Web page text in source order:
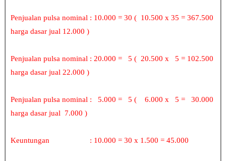
Penjualan pulsa nominal : 10.000 = 30 ( 10.500 x 35 = 367.500
harga dasar jual 12.000 )
Penjualan pulsa nominal : 20.000 = 5 ( 20.500 x 5 = 102.500
harga dasar jual 22.000 )
Penjualan pulsa nominal : 5.000 = 5 ( 6.000 x 5 = 30.000
harga dasar jual 7.000 )
Keuntungan : 10.000 = 30 x 1.500 = 45.000